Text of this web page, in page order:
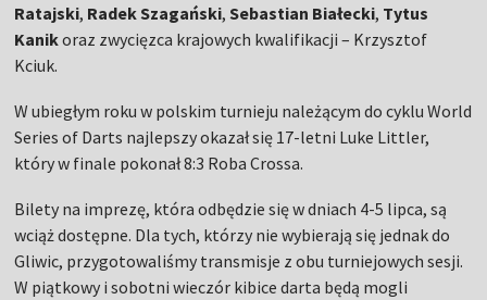
Ratajski, Radek Szagański,Sebastian Białecki, Tytus
Kanikoraz zwycięzca krajowych kwalifikacji – Krzysztof
Kciuk.
W ubiegłym roku w polskim turnieju należącym do cyklu World
Series of Darts najlepszy okazał się 17-letni Luke Littler,
który w finale pokonał 8:3 Roba Crossa.
Bilety na imprezę, która odbędzie się w dniach 4-5 lipca, są
wciąż dostępne. Dla tych, którzy nie wybierają się jednak do
Gliwic, przygotowaliśmy transmisje z obu turniejowych sesji.
W piątkowy i sobotni wieczór kibice darta będą mogli